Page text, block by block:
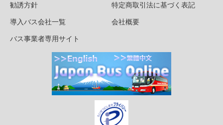
勧誘方針
特定商取引法に基づく表記
導入バス会社一覧
会社概要
バス事業者専用サイト